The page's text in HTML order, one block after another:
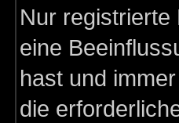
Nur registrierte
eine
hast und
die